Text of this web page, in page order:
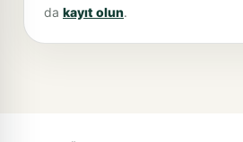
da kayıt olun.